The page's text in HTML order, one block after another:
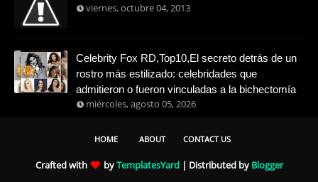
viernes, octubre 04, 2013
Celebrity Fox RD,Top10,El secreto detrás de un
rostro más estilizado: celebridades que
admitieron o fueron vinculadas a la bichectomía
miércoles, agosto 05, 2026
HOME ABOUT CONTACT US
Crafted with byTemplatesYard| Distributed by Blogger